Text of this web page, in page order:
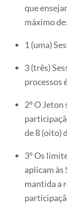
que
máximo de:
1 (uma)
3 (três)
processos
2º O Jeton
de 8 (oito)
3º Os
aplicam às
mantida a